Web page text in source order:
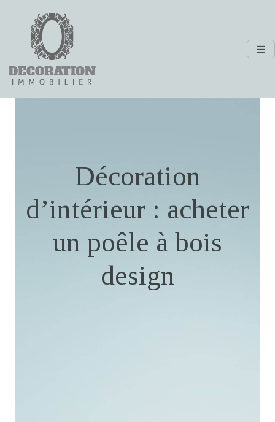
Décoration
d’intérieur : acheter
un poêle à bois
design